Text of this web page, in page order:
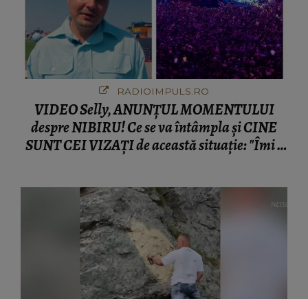
RADIOIMPULS.RO
VIDEO Selly, ANUNȚUL MOMENTULUI
despre NIBIRU! Ce se va întâmpla și CINE
SUNT CEI VIZAȚI de această situație: "Îmi e